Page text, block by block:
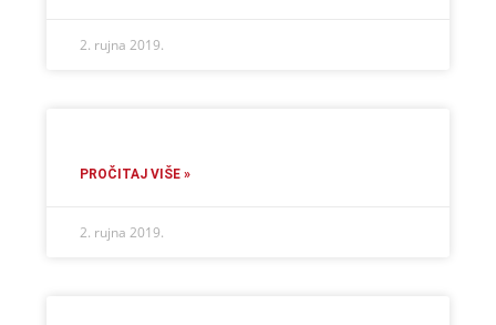
2. rujna 2019.
PROČITAJ VIŠE »
2. rujna 2019.